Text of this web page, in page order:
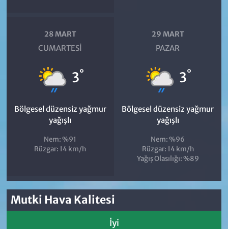
28 MART
CUMARTESI
3°
Bölgesel düzensiz yağmur
yağışlı
Nem: %91
Rüzgar: 14 km/h
29 MART
PAZAR
3°
Bölgesel düzensiz yağmur
yağışlı
Nem: %96
Rüzgar: 14 km/h
Yağış Olasılığı: %89
Mutki Hava Kalitesi
İyi